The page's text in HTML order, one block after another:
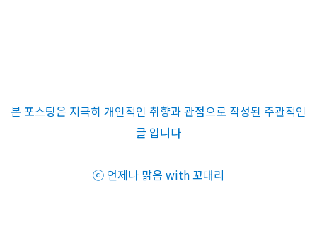
본 포스팅은 지극히 개인적인 취향과 관점으로 작성된 주관적인
글 입니다
ⓒ 언제나 맑음 with 꼬대리